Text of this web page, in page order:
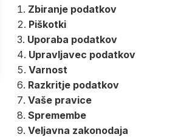
Zbiranje podatkov
Piškotki
Uporaba podatkov
Upravljavec podatkov
Varnost
Razkritje podatkov
Vaše pravice
Spremembe
Veljavna zakonodaja